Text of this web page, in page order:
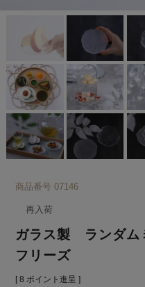
商品番号 07146
再入荷
ガラス製 ランダ
フリーズ
[ 8 ポイント進呈 ]